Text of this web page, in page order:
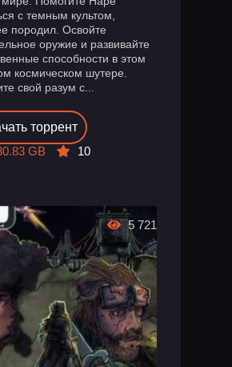
с темным культом,
породил. Освойте
оружие и развивайте
способности в этом
космическом шутере.
свой разум с...
торрент
GB
10
5 721